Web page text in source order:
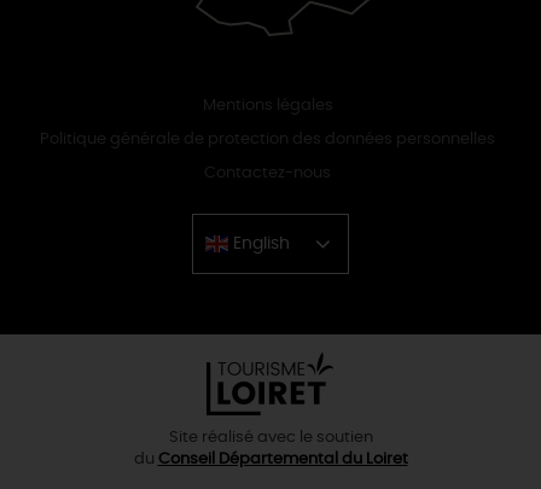
Mentions légales
Politique générale de protection des données personnelles
Contactez-nous
English
Chinese
Site réalisé avec le soutien
du Conseil Départemental du Loiret